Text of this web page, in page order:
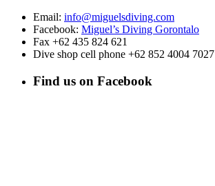
Email: info@miguelsdiving.com
Facebook: Miguel’s Diving Gorontalo
Fax +62 435 824 621
Dive shop cell phone +62 852 4004 7027
Find us on Facebook